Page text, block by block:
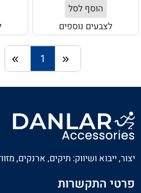
הוסף לסל
לצבעים נוספים
1
יצור, ייבוא ושיווק: תיקים, ארנקים,
פרטי התקשרות